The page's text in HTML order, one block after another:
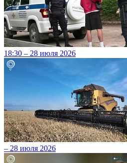
18:30 – 28 июля 2026
– 28 июля 2026